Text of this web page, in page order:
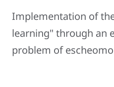
Implementation of
learning" through an
problem of